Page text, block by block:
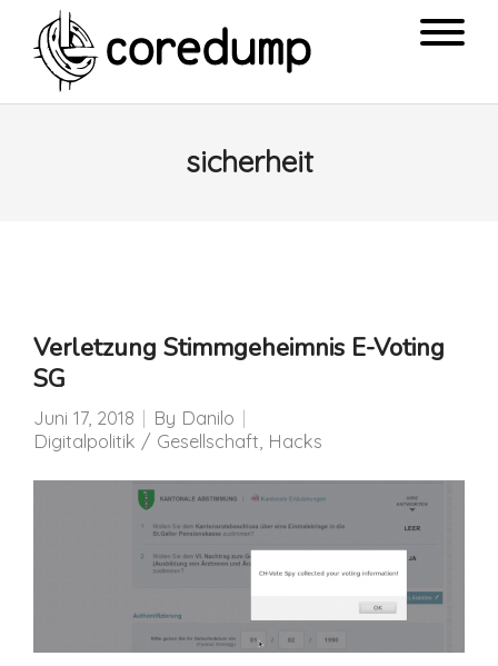
sicherheit
Verletzung Stimmgeheimnis E-Voting
SG
Juni 17, 2018 By Danilo
Digitalpolitik / Gesellschaft Hacks